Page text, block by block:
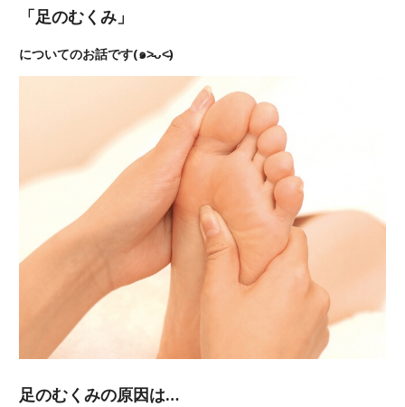
「足のむくみ」
についてのお話です(๑˃̵ᴗ˂̵)
足のむくみの原因は…